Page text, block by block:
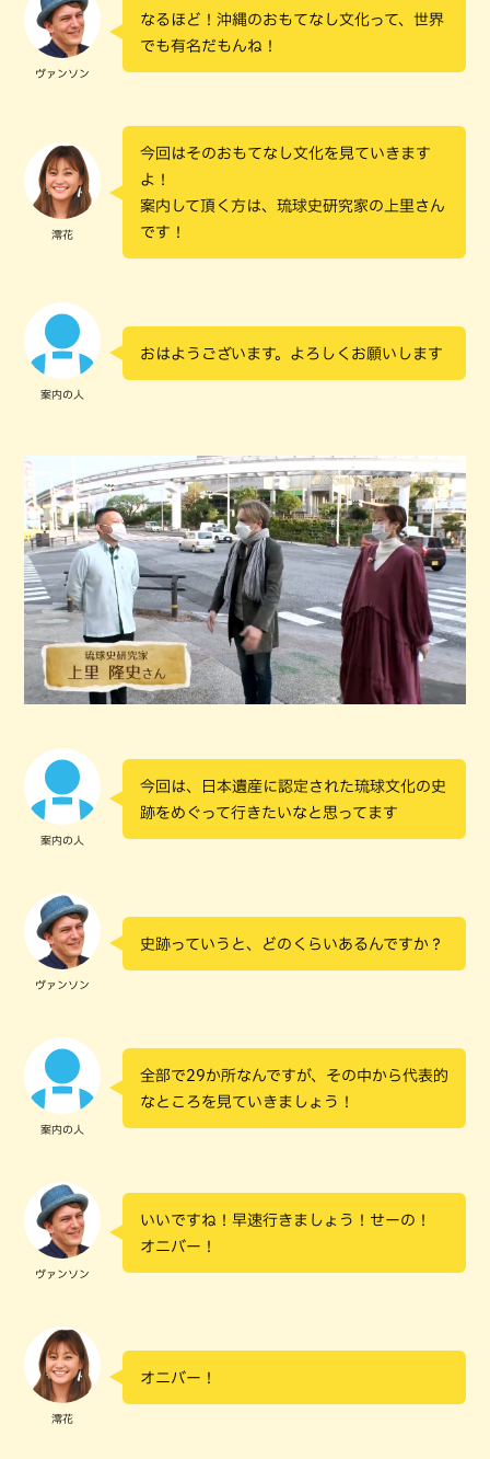
ヴァンソン
なるほど！沖縄のおもてなし文化って、世界
でも有名だもんね！
澪花
今回はそのおもてなし文化を見ていきます
よ！
案内して頂く方は、琉球史研究家の上里さん
です！
案内の人
おはようございます。よろしくお願いします
案内の人
今回は、日本遺産に認定された琉球文化の史
跡をめぐって行きたいなと思ってます
ヴァンソン
史跡っていうと、どのくらいあるんですか？
案内の人
全部で29か所なんですが、その中から代表的
なところを見ていきましょう！
ヴァンソン
いいですね！早速行きましょう！せーの！
オニバー！
澪花
オニバー！